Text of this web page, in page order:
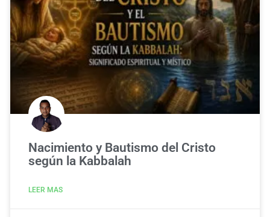
Nacimiento y Bautismo del Cristo
según la Kabbalah
LEER MAS